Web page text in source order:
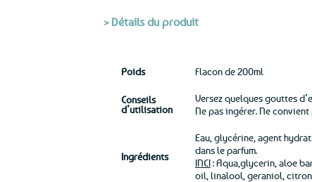
> Détails du produit
Poids Flacon de 200ml
Conseils
d’utilisation
Versez quelques gouttes
Ne pas ingérer. Ne
Ingrédients
Eau, glycérine, agent
dans le parfum.
INCI: Aqua,glycerin, aloe
oil, linalool, geraniol,